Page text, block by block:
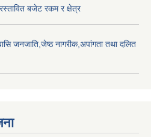
बजेट रकम र क्षेत्र
जनजाति,जेष्ठ नागरीक,अपांगता तथा दलित